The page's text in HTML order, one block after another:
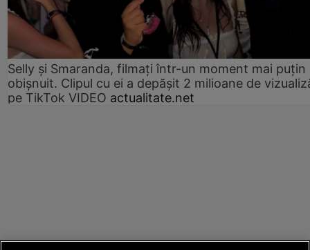
Selly și Smaranda, filmați într-un moment mai puțin
obișnuit. Clipul cu ei a depășit 2 milioane de
pe TikTok VIDEO actualitate.net